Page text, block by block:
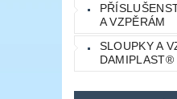
A VZPĚRÁM
SLOUPKY A
DAMIPLAST®